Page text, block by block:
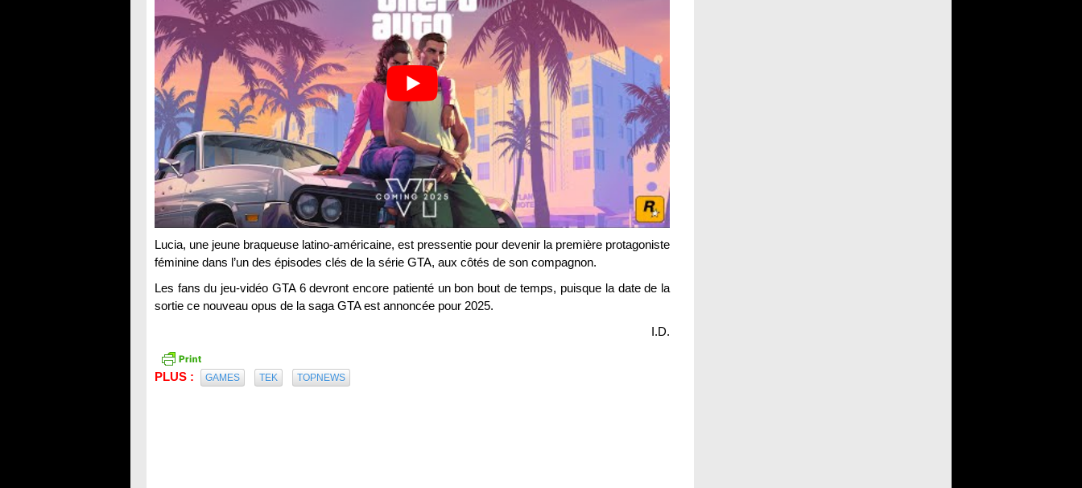
Lucia, une jeune braqueuse latino-américaine, est pressentie pour devenir la première protagoniste
féminine dans l’un des épisodes clés de la série GTA, aux côtés de son compagnon.
Les fans du jeu-vidéo GTA 6 devront encore patienté un bon bout de temps, puisque la date de la
sortie ce nouveau opus de la saga GTA est annoncée pour 2025.
I.D.
PLUS : GAMES TEK TOPNEWS